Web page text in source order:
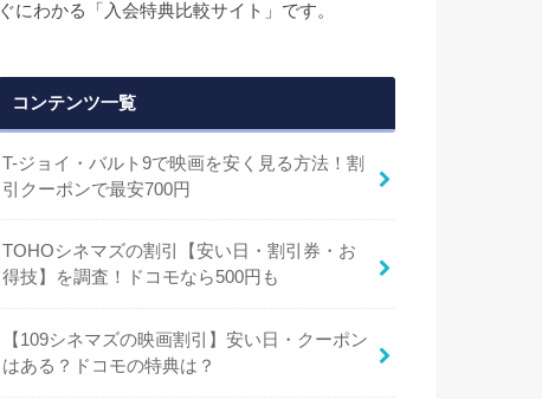
ぐにわかる「入会特典比較サイト」です。
コンテンツ一覧
T-ジョイ・バルト9で映画を安く見る方法！割
引クーポンで最安700円
TOHOシネマズの割引【安い日・割引券・お
得技】を調査！ドコモなら500円も
【109シネマズの映画割引】安い日・クーポン
はある？ドコモの特典は？